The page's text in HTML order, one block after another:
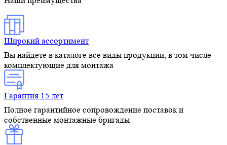
Широкий ассортимент
Вы найдете в каталоге все виды продукции, в том числе
комплектующие для монтажа
Гарантия 15 лет
Полное гарантийное сопровождение поставок и
собственные монтажные бригады